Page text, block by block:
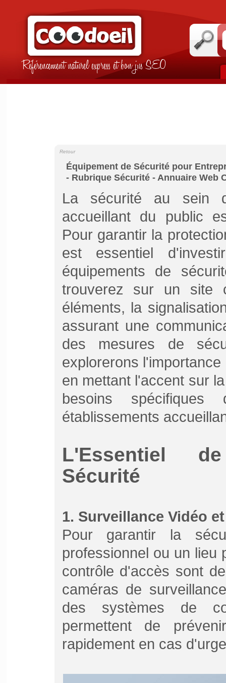
Référencement naturel express et bon jus SEO
Équipement de Sécurité pour
- Rubrique Sécurité - Annuaire Web
Retour
La sécurité au sein
accueillant du public
Pour garantir la
est essentiel
équipements de
trouverez sur un site
éléments, la
assurant une
des mesures de
explorerons
en mettant l'accent sur
besoins
établissements
L'Essentiel
Sécurité
1. Surveillance Vidéo
Pour garantir la
professionnel ou un lieu
contrôle d'accès sont
caméras de
des systèmes de
permettent de
rapidement en cas